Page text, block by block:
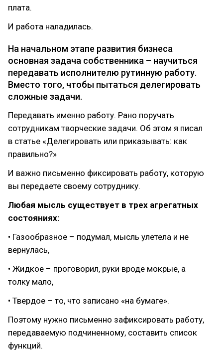
плата.
И работа наладилась.
На начальном этапе развития бизнеса
основная задача собственника – научиться
передавать исполнителю рутинную работу.
Вместо того, чтобы пытаться делегировать
сложные задачи.
Передавать именно работу. Рано поручать
сотрудникам творческие задачи. Об этом я писал
в статье «Делегировать или приказывать: как
правильно?»
И важно письменно фиксировать работу, которую
вы передаете своему сотруднику.
Любая мысль существует в трех агрегатных
состояниях:
• Газообразное – подумал, мысль улетела и не
вернулась,
• Жидкое – проговорил, руки вроде мокрые, а
толку мало,
• Твердое – то, что записано «на бумаге».
Поэтому нужно письменно зафиксировать работу,
передаваемую подчиненному, составить список
функций.